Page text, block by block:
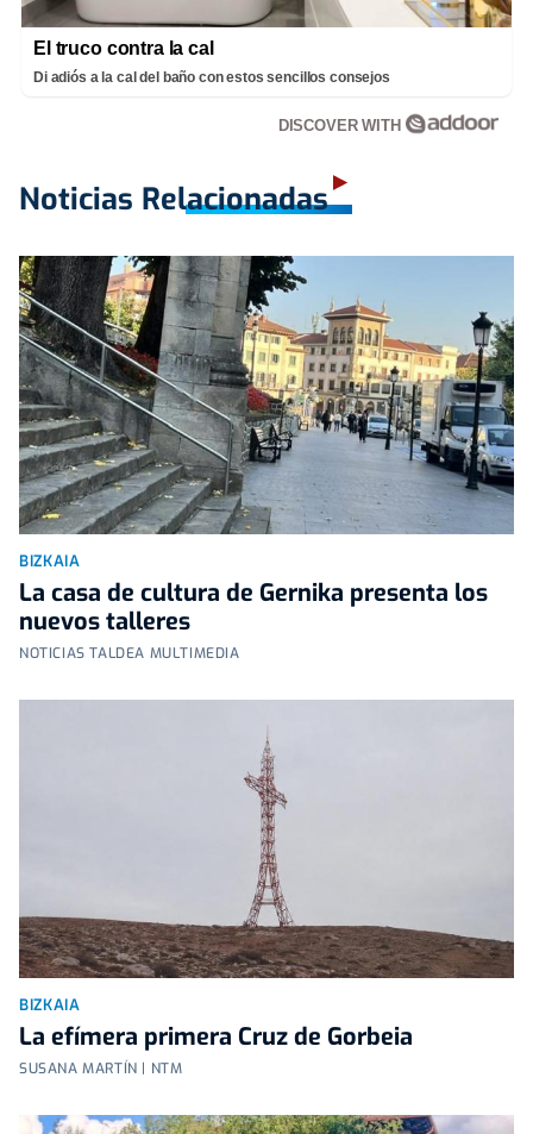
El truco contra la cal
Di adiós a la cal del baño con estos sencillos consejos
DISCOVER WITH
Noticias Relacionadas
BIZKAIA
La casa de cultura de Gernika presenta los
nuevos talleres
NOTICIAS TALDEA MULTIMEDIA
BIZKAIA
La efímera primera Cruz de Gorbeia
SUSANA MARTÍN | NTM